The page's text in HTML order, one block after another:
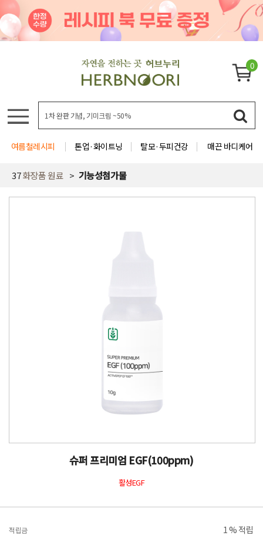
0
여름철레시피 톤업·화이트닝 탈모·두피건강 매끈 바디케어
37화장품 원료 기능성첨가물
슈퍼 프리미엄 EGF(100ppm)
활성EGF
적립금 1 % 적립